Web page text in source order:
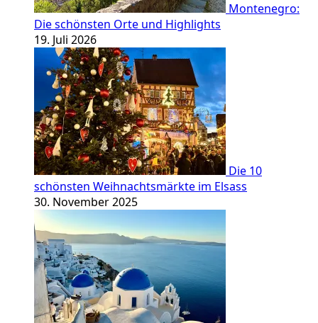
Montenegro:
Die schönsten Orte und Highlights
19. Juli 2026
Die 10
schönsten Weihnachtsmärkte im Elsass
30. November 2025